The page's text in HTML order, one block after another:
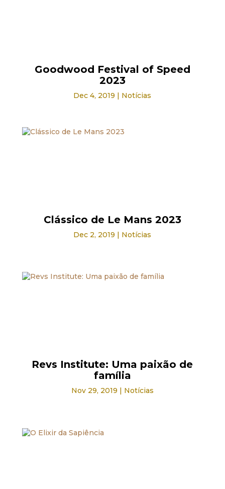
Goodwood Festival of Speed
2023
Dec 4, 2019 | Notícias
Clássico de Le Mans 2023
Dec 2, 2019 | Notícias
Revs Institute: Uma paixão de
família
Nov 29, 2019 Notícias